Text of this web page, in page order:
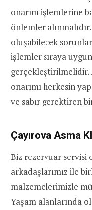
onarım işlemlerine
önlemler
oluşabilecek
işlemler sıraya
gerçekleştirilmelidir.
onarımı herkesin
ve sabır gerektiren
Çayırova Asma
Biz rezervuar servisi
arkadaşlarımız ile
malzemelerimizle
Yaşam alanlarında